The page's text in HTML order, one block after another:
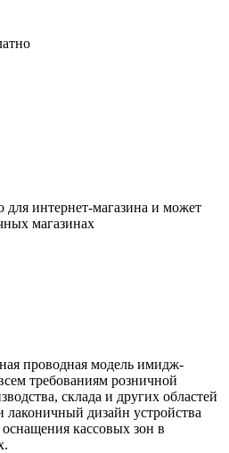
для интернет-магазина и может
магазинах
проводная модель имидж-
требованиям розничной
склада и других областей
дизайн устройства
кассовых зон в